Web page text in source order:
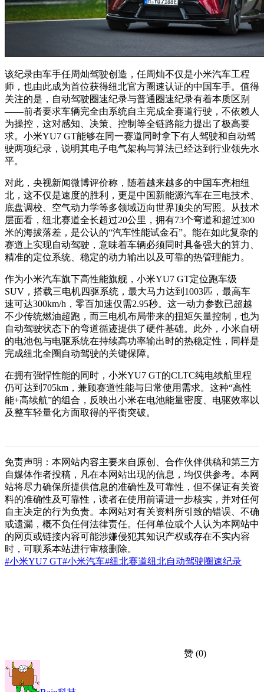
该纪录由车手任周灿驾驶创造，任周灿不仅是小米汽车工程
师，也由此成为首位获得纽北官方圈速认证的中国车手。值得
关注的是，自动驾驶圈速纪录与普通圈速纪录有着本质区别
——前者要求车辆完全由系统自主完成全赛道行驶，不依赖人
为操控，这对感知、决策、控制等全链路能力提出了极高要
求。小米YU7 GT能够在同一赛道同时拿下有人驾驶和自动驾
驶两项纪录，说明其电子电气架构与算法已经达到行业领先水
平。
对此，央视新闻微博评价称，随着越来越多的中国车亮相纽
北，这不仅是速度的胜利，更是中国新能源汽车在三电技术、
底盘调校、空气动力学等多领域迈向世界顶尖的写照。从技术
层面看，纽北赛道全长超过20公里，拥有73个弯道和超过300
米的海拔落差，是公认的“汽车性能试金石”。能在如此复杂的
赛道上实现自动驾驶，意味着车辆必须同时具备强大的算力、
精准的定位系统、稳定的动力输出以及可靠的热管理能力。
作为小米汽车旗下高性能旗舰，小米YU7 GT定位跑车级
SUV，搭载三电机四驱系统，最大马力达到1003匹，最高车
速可达300km/h，零百加速仅需2.95秒。这一动力参数已超越
不少传统燃油超跑，而三电机布局带来的扭矩矢量控制，也为
自动驾驶状态下的弯道循迹提供了硬件基础。此外，小米自研
的电池包与电驱系统在持续高功率输出时的热稳定性，同样是
完成纽北全圈自动驾驶的关键保障。
在拥有强悍性能的同时，小米YU7 GT的CLTC纯电续航里程
仍可达到705km，兼顾赛道性能与日常使用需求。这种“高性
能+高续航”的组合，反映出小米在电池能量密度、电驱效率以
及整车轻量化方面取得的平衡突破。
免责声明：本网站内容主要来自原创、合作伙伴供稿和第三方
自媒体作者投稿，凡在本网站出现的信息，均仅供参考。本网
站将尽力确保所提供信息的准确性及可靠性，但不保证有关资
料的准确性及可靠性，读者在使用前请进一步核实，并对任何
自主决定的行为负责。本网站对有关资料所引致的错误、不确
或遗漏，概不负任何法律责任。任何单位或个人认为本网站中
的网页或链接内容可能涉嫌侵犯其知识产权或存在不实内容
时，可联系本站进行审核删除。
#小米YU7 GT#小米汽车#纽北赛道纽北自动驾驶圈速纪录
赞 (0)